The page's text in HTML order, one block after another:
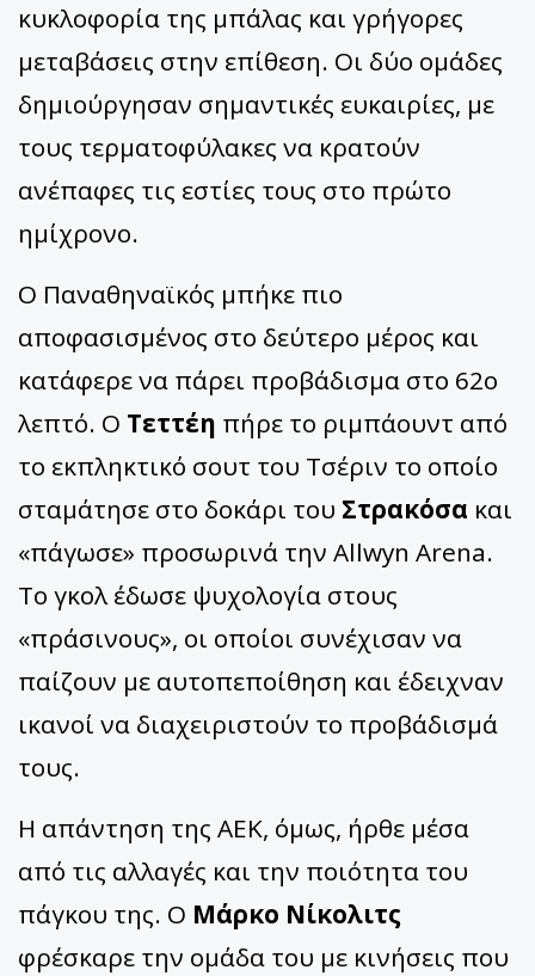
κυκλοφορία της μπάλας και γρήγορες
μεταβάσεις στην επίθεση. Οι δύο ομάδες
δημιούργησαν σημαντικές ευκαιρίες, με
τους τερματοφύλακες να κρατούν
ανέπαφες τις εστίες τους στο πρώτο
ημίχρονο.
Ο Παναθηναϊκός μπήκε πιο
αποφασισμένος στο δεύτερο μέρος και
κατάφερε να πάρει προβάδισμα στο 62ο
λεπτό. Ο Τεττέη πήρε το ριμπάουντ από
το εκπληκτικό σουτ του Τσέριν το οποίο
σταμάτησε στο δοκάρι του Στρακόσα και
«πάγωσε» προσωρινά την Allwyn Arena.
Το γκολ έδωσε ψυχολογία στους
«πράσινους», οι οποίοι συνέχισαν να
παίζουν με αυτοπεποίθηση και έδειχναν
ικανοί να διαχειριστούν το προβάδισμά
τους.
Η απάντηση της ΑΕΚ, όμως, ήρθε μέσα
από τις αλλαγές και την ποιότητα του
πάγκου της. Ο Μάρκο Νίκολιτς
φρέσκαρε την ομάδα του με κινήσεις που